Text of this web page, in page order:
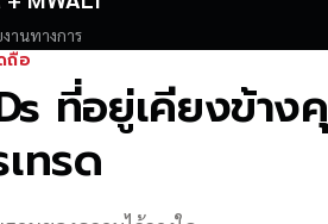
านทางการ
ถือ
ที่อยู่เคียงข้า
ทรด